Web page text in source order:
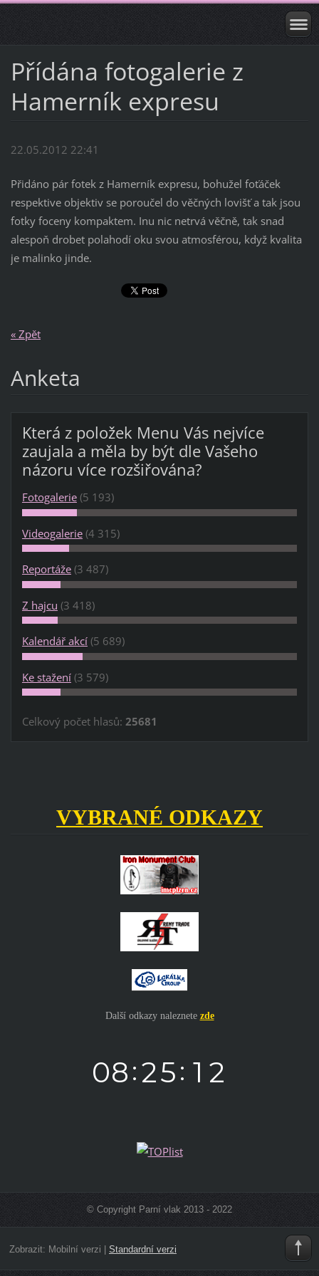
Přídána fotogalerie z
Hamerník expresu
22.05.2012 22:41
Přidáno pár fotek z Hamerník expresu, bohužel foťáček
respektive objektiv se poroučel do věčných lovišť a tak jsou
fotky foceny kompaktem. Inu nic netrvá věčně, tak snad
alespoň drobet polahodí oku svou atmosférou, když kvalita
je malinko jinde.
« Zpět
Anketa
Která z položek Menu Vás nejvíce
zaujala a měla by být dle Vašeho
názoru více rozšiřována?
Fotogalerie (5 193)
Videogalerie (4 315)
Reportáže (3 487)
Z hajcu (3 418)
Kalendář akcí (5 689)
Ke stažení (3 579)
Celkový počet hlasů: 25681
VYBRANÉ ODKAZY
Další odkazy naleznete zde
© Copyright Parní vlak 2013 - 2022
Zobrazit: Mobilní verzi Standardní verzi